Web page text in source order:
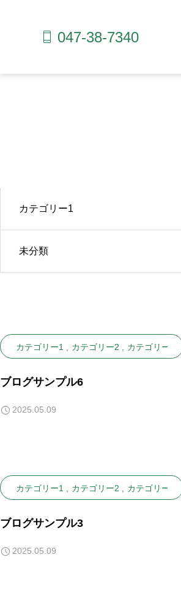
047-38-7340
カテゴリー1
未分類
カテゴリー1 カテゴリー2 カテゴリー3
ブログサンプル6
2025.05.09
カテゴリー1 カテゴリー2 カテゴリー3
ブログサンプル3
2025.05.09